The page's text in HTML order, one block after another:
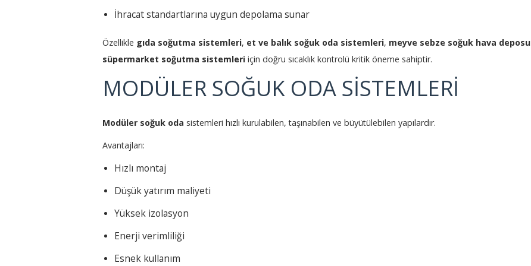
İhracat standartlarına uygun depolama sunar
Özellikle gıda soğutma sistemleri, et ve balık soğuk oda sistemleri, meyve sebze soğuk hava deposu
süpermarket soğutma sistemleri için doğru sıcaklık kontrolü kritik öneme sahiptir.
MODÜLER SOĞUK ODA SİSTEMLERİ
Modüler soğuk oda sistemleri hızlı kurulabilen, taşınabilen ve büyütülebilen yapılardır.
Avantajları:
Hızlı montaj
Düşük yatırım maliyeti
Yüksek izolasyon
Enerji verimliliği
Esnek kullanım